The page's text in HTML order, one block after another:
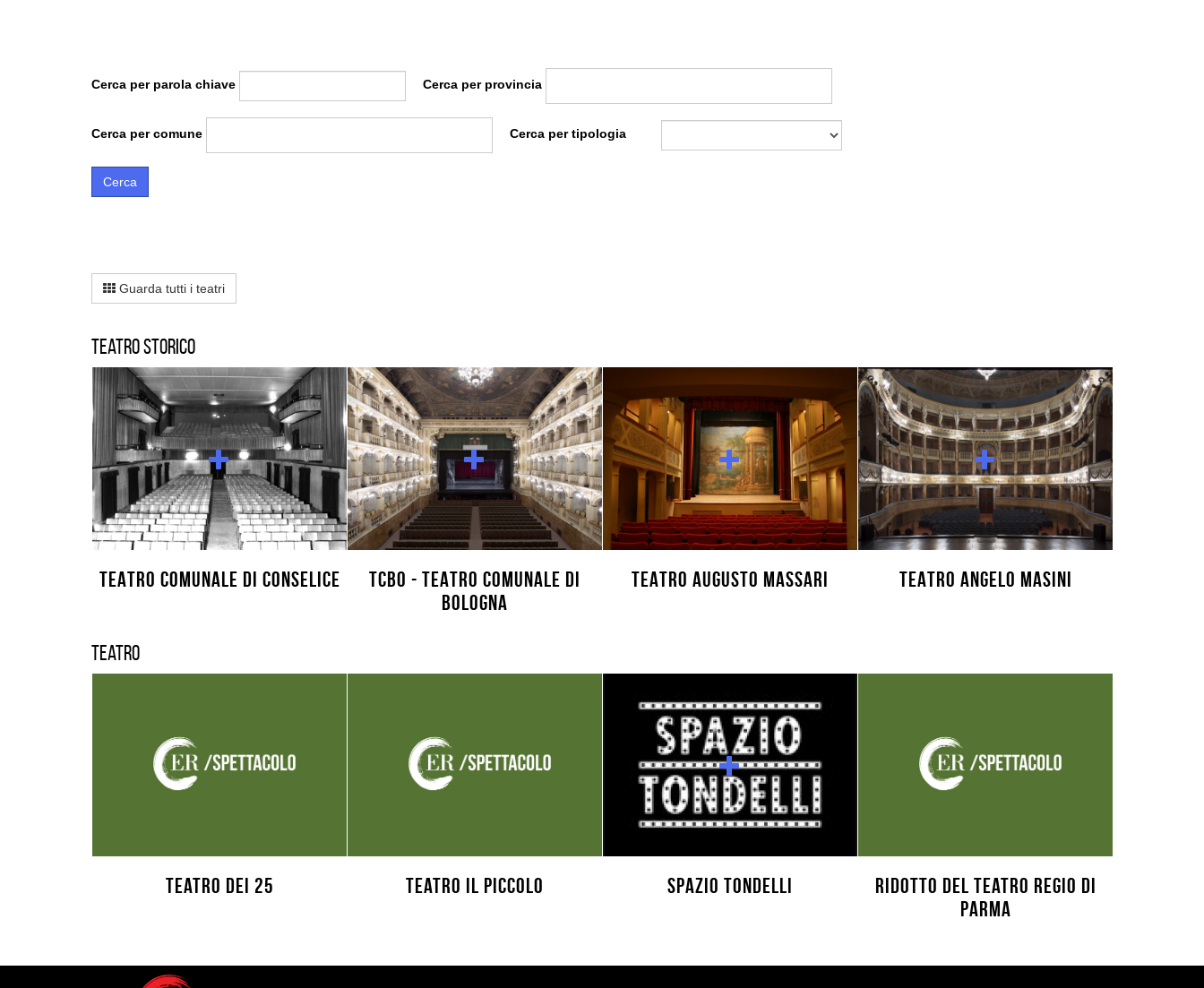
Cerca per parola chiave Cerca per provincia
Cerca per comune Cerca per tipologia
Cerca
Guarda tutti i teatri
Teatro storico
TEATRO COMUNALE DI CONSELICE
TCBO - TEATRO COMUNALE di
BOLOGNA
TEATRO AUGUSTO MASSARI TEATRO ANGELO MASINI
Teatro
Teatro dei 25 Teatro Il Piccolo Spazio Tondelli
Ridotto del Teatro Regio di
Parma